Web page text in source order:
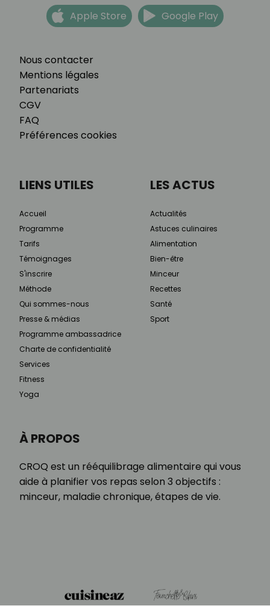
Nous contacter
Mentions légales
Partenariats
CGV
FAQ
Préférences cookies
Apple Store Google Play
À PROPOS
CROQ est un rééquilibrage alimentaire qui vous
aide à planifier vos repas selon 3 objectifs :
minceur, maladie chronique, étapes de vie.
LIENS UTILES
Accueil
Programme
Tarifs
Témoignages
S'inscrire
Méthode
Qui sommes-nous
Presse & médias
Programme ambassadrice
Charte de confidentialité
Services
Fitness
Yoga
LES ACTUS
Actualités
Astuces culinaires
Alimentation
Bien-être
Minceur
Recettes
Santé
Sport